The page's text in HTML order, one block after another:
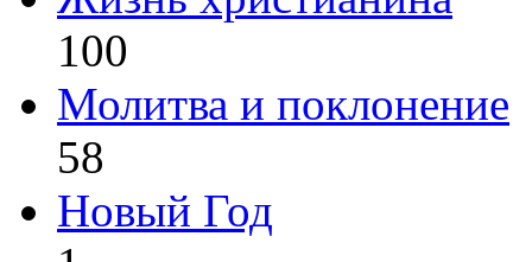
100
Молитва и поклонение
58
Новый Год